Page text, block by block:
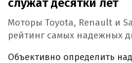
служат десятки лет
Моторы Toyota, Renault и
рейтинг самых надежных
Объективно определить